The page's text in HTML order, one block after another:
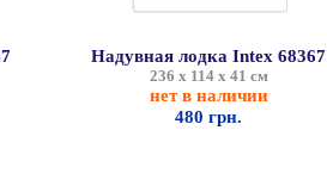
Надувная лодка Intex 68367
236 х 114 х 41 см
нет в наличии
480 грн.